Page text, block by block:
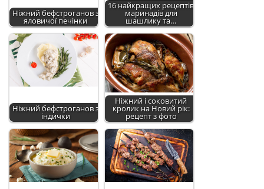
Ніжний бефстроганов з
яловичої печінки
16 найкращих рецептів
маринадів для
шашлику та…
Ніжний бефстроганов з
індички
Ніжний і соковитий
кролик на Новий рік:
рецепт з фото